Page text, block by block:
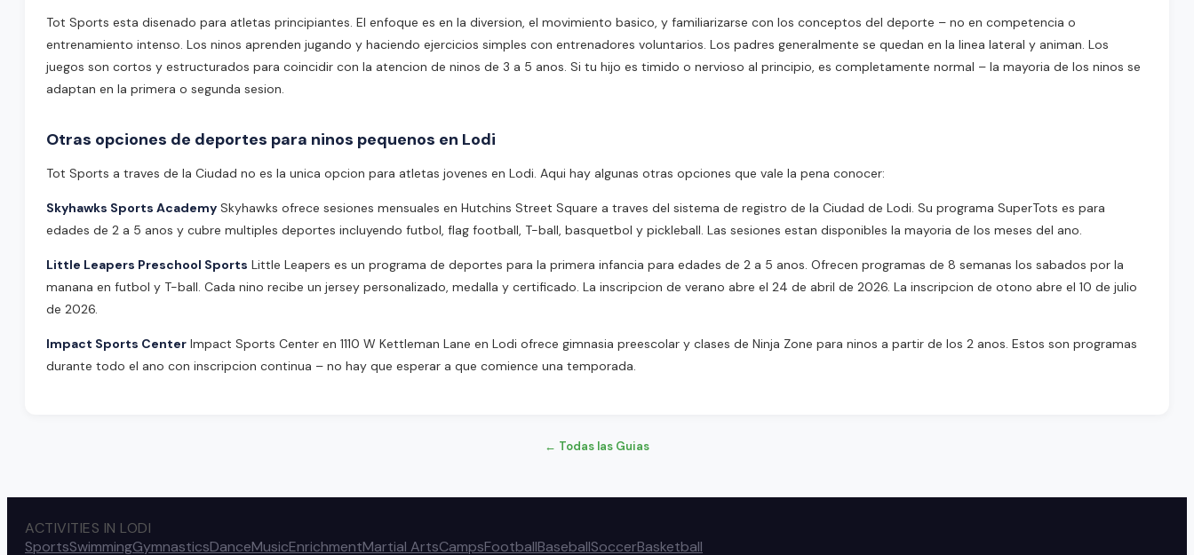
Tot Sports esta disenado para atletas principiantes. El enfoque es en la diversion, el movimiento basico, y familiarizarse con los conceptos del deporte – no en competencia o
entrenamiento intenso. Los ninos aprenden jugando y haciendo ejercicios simples con entrenadores voluntarios. Los padres generalmente se quedan en la linea lateral y animan. Los
juegos son cortos y estructurados para coincidir con la atencion de ninos de 3 a 5 anos. Si tu hijo es timido o nervioso al principio, es completamente normal – la mayoria de los ninos se
adaptan en la primera o segunda sesion.
Otras opciones de deportes para ninos pequenos en Lodi
Tot Sports a traves de la Ciudad no es la unica opcion para atletas jovenes en Lodi. Aqui hay algunas otras opciones que vale la pena conocer:
Skyhawks Sports Academy Skyhawks ofrece sesiones mensuales en Hutchins Street Square a traves del sistema de registro de la Ciudad de Lodi. Su programa SuperTots es para
edades de 2 a 5 anos y cubre multiples deportes incluyendo futbol, flag football, T-ball, basquetbol y pickleball. Las sesiones estan disponibles la mayoria de los meses del ano.
Little Leapers Preschool Sports Little Leapers es un programa de deportes para la primera infancia para edades de 2 a 5 anos. Ofrecen programas de 8 semanas los sabados por la
manana en futbol y T-ball. Cada nino recibe un jersey personalizado, medalla y certificado. La inscripcion de verano abre el 24 de abril de 2026. La inscripcion de otono abre el 10 de julio
de 2026.
Impact Sports Center Impact Sports Center en 1110 W Kettleman Lane en Lodi ofrece gimnasia preescolar y clases de Ninja Zone para ninos a partir de los 2 anos. Estos son programas
durante todo el ano con inscripcion continua – no hay que esperar a que comience una temporada.
← Todas las Guias
ACTIVITIES IN LODI
SportsSwimmingGymnasticsDanceMusicEnrichmentMartial ArtsCampsFootballBaseballSoccerBasketball